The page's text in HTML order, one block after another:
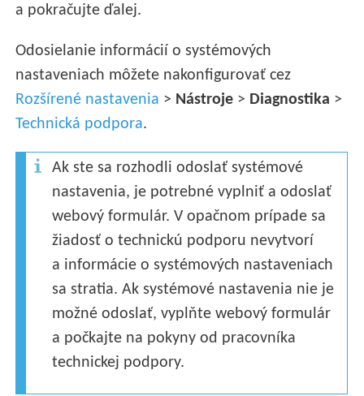
a pokračujte ďalej.
Odosielanie informácií o systémových
nastaveniach môžete nakonfigurovať cez
Rozšírené nastavenia > Nástroje > Diagnostika >
Technická podpora.
Ak ste sa rozhodli odoslať systémové
nastavenia, je potrebné vyplniť a odoslať
webový formulár. V opačnom prípade sa
žiadosť o technickú podporu nevytvorí
a informácie o systémových nastaveniach
sa stratia. Ak systémové nastavenia nie je
možné odoslať, vyplňte webový formulár
a počkajte na pokyny od pracovníka
technickej podpory.